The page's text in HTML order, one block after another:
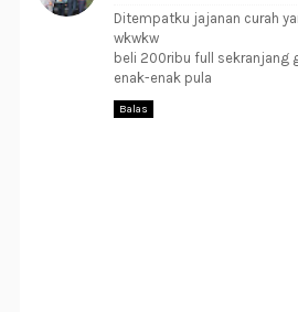
Ditempatku jajanan curah
wkwkw
beli 200ribu full sekranjang
enak-enak pula
Balas